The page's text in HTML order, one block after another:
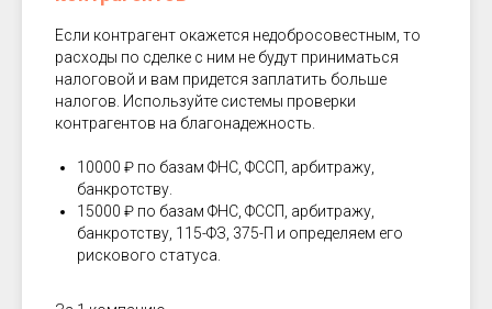
Если контрагент окажется недобросовестным, то
расходы по сделке с ним не будут приниматься
налоговой и вам придется заплатить больше
налогов. Используйте системы проверки
контрагентов на благонадежность.
10000 ₽ по базам ФНС, ФССП, арбитражу,
банкротству.
15000 ₽ по базам ФНС, ФССП, арбитражу,
банкротству, 115-ФЗ, 375-П и определяем его
рискового статуса.